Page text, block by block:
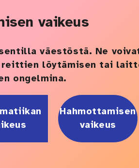
vaikeus
väestöstä. Ne
reittien löytämisen tai
ongelmina.
Hahmottamisen
vaikeus